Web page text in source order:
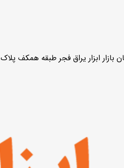
ابزار یراق فجر طبقه همکف پلاک 40